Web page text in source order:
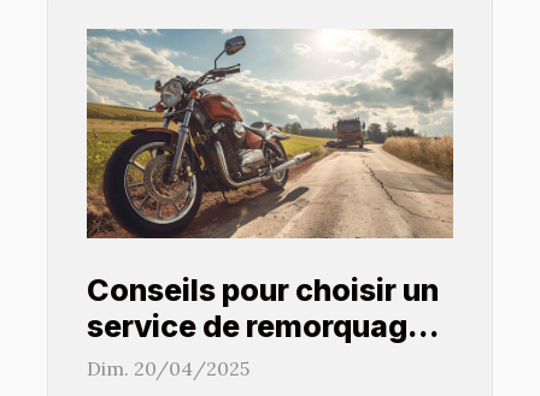
Conseils pour choisir un
service de remorquage
adapté à vos besoins
Dim. 20/04/2025